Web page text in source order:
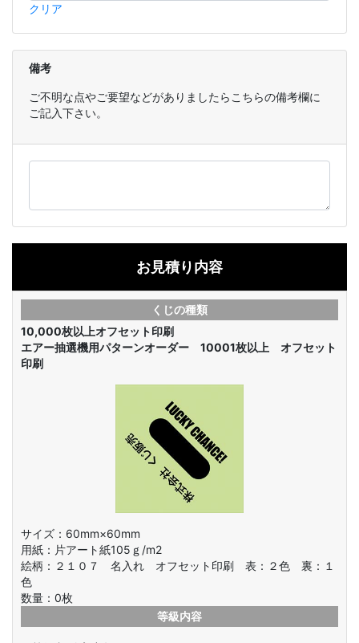
クリア
備考
ご不明な点やご要望などがありましたらこちらの備考欄に
ご記入下さい。
お見積り内容
くじの種類
10,000枚以上オフセット印刷
エアー抽選機用パターンオーダー 10001枚以上 オフセット
印刷
サイズ：60mm×60mm
用紙：片アート紙105ｇ/m2
絵柄： ２１０７ 名入れ オフセット印刷 表：２色 裏：１
色
数量： 0枚
等級内容